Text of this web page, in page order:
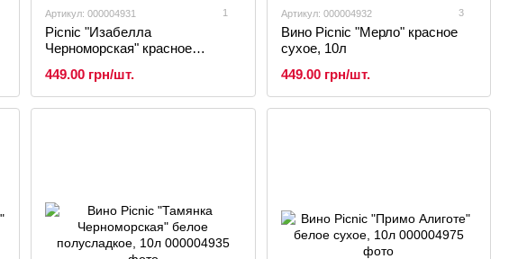
Артикул: 000004931 1
Picnic "Изабелла
Черноморская" красное
449.00 грн/шт.
Артикул: 000004932 3
Вино Picnic "Мерло" красное
сухое, 10л
449.00 грн/шт.